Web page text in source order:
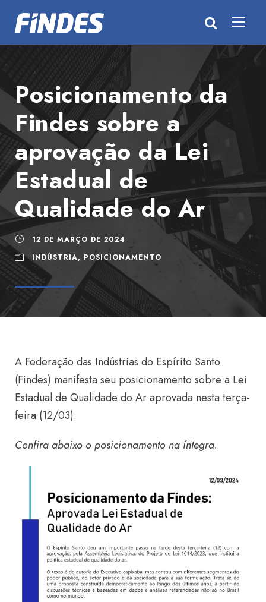
Posicionamento da
Findes sobre a
aprovação da Lei
Estadual de
Qualidade do Ar
12 DE MARÇO DE 2024
INDÚSTRIA, POSICIONAMENTO
A Federação das Indústrias do Espírito Santo
(Findes) manifesta seu posicionamento sobre a Lei
Estadual de Qualidade do Ar aprovada nesta terça-
feira (12/03).
Confira abaixo o posicionamento na íntegra.